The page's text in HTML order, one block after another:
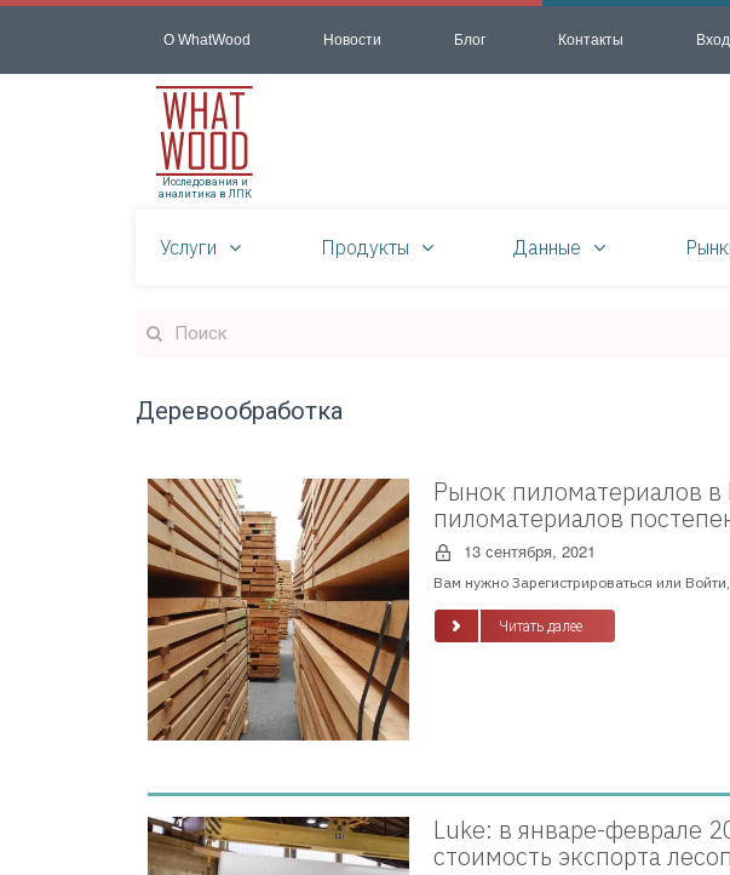
О WhatWood Новости Блог Контакты
Исследования и
аналитика в ЛПК
Услуги Продукты Данные
Деревообработка
Рынок пиломатериалов
пиломатериалов
13 сентября, 2021
Вам нужно Зарегистрироваться или
Читать далее
Luke: в январе-феврале
стоимость экспорта